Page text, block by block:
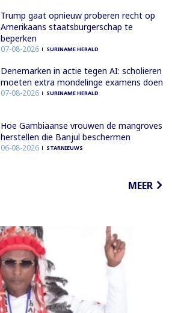
Trump gaat opnieuw proberen recht op
Amerikaans staatsburgerschap te
beperken
07-08-2026 SURINAME HERALD
Denemarken in actie tegen AI: scholieren
moeten extra mondelinge examens doen
07-08-2026 SURINAME HERALD
Hoe Gambiaanse vrouwen de mangroves
herstellen die Banjul beschermen
06-08-2026 STARNIEUWS
MEER